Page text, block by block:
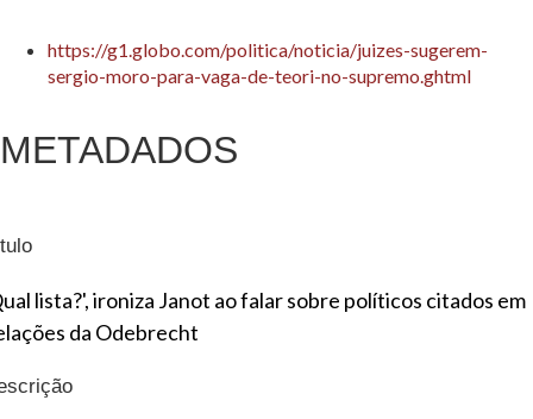
https://g1.globo.com/politica/noticia/juizes-sugerem-
sergio-moro-para-vaga-de-teori-no-supremo.ghtml
METADADOS
lista?', ironiza Janot ao falar sobre políticos citados em
da Odebrecht